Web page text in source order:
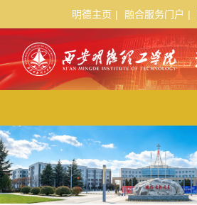
明德主页 | 融合服务门户 |